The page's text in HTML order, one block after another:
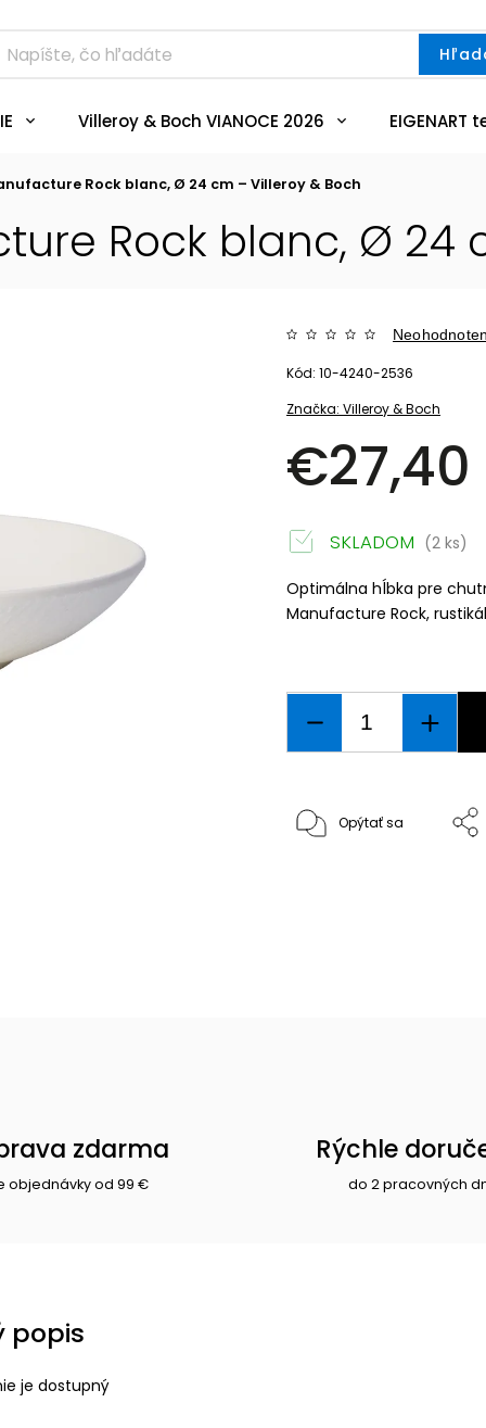
Villeroy & Boch VIANOCE 2026 EIGENART
Rock blanc, Ø 24 cm – Villeroy & Boch
Rock blanc, Ø 24
Značka:Villeroy & Boch
€27,40
Kód: 10-4240-2536
Optimálna hĺbka pre
Manufacture Rock,
SKLADOM (2 ks)
Opýtať sa
zdarma
objednávky od 99 €
Rýchle
do 2 pracovných
popis
je dostupný